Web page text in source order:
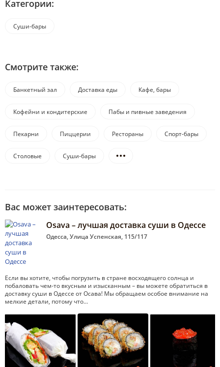
Категории:
Суши-бары
Смотрите также:
Банкетный зал Доставка еды Кафе, бары
Кофейни и кондитерские Пабы и пивные заведения
Пекарни Пиццерии Рестораны Спорт-бары
Столовые Суши-бары
Вас может заинтересовать:
Osava – лучшая доставка суши в Одессе
Одесса, Улица Успенская, 115/117
Если вы хотите, чтобы погрузить в стране восходящего солнца и
побаловать чем-то вкусным и изысканным – вы можете обратиться в
доставку суши в Одессе от Осава! Мы обращаем особое внимание на
мелкие детали, потому что…